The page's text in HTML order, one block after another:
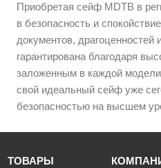
Приобретая сейф MDTB в
в безопасность и
документов, драгоценностей
гарантирована благодаря
заложенным в каждой
свой идеальный сейф уже
безопасностью на высшем
ТОВАРЫ